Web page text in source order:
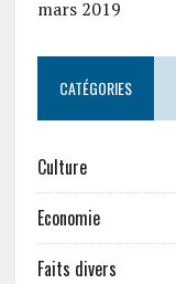
mars 2019
CATÉGORIES
Culture
Economie
Faits divers